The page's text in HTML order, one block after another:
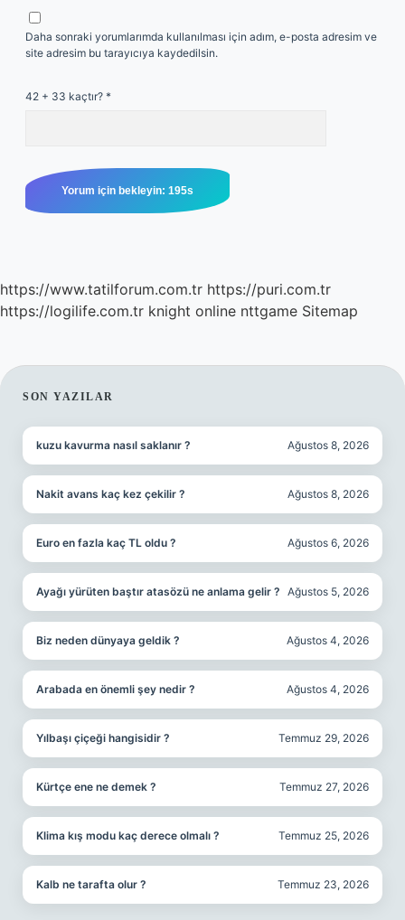
Daha sonraki yorumlarımda kullanılması için adım, e-posta adresim ve
site adresim bu tarayıcıya kaydedilsin.
42 + 33 kaçtır? *
https://www.tatilforum.com.tr https://puri.com.tr
https://logilife.com.tr knight online nttgame Sitemap
SIDEBAR
SON YAZILAR
kuzu kavurma nasıl saklanır ? Ağustos 8, 2026
Nakit avans kaç kez çekilir ? Ağustos 8, 2026
Euro en fazla kaç TL oldu ? Ağustos 6, 2026
Ayağı yürüten baştır atasözü ne anlama gelir ? Ağustos 5, 2026
Biz neden dünyaya geldik ? Ağustos 4, 2026
Arabada en önemli şey nedir ? Ağustos 4, 2026
Yılbaşı çiçeği hangisidir ? Temmuz 29, 2026
Kürtçe ene ne demek ? Temmuz 27, 2026
Klima kış modu kaç derece olmalı ? Temmuz 25, 2026
Kalb ne tarafta olur ? Temmuz 23, 2026